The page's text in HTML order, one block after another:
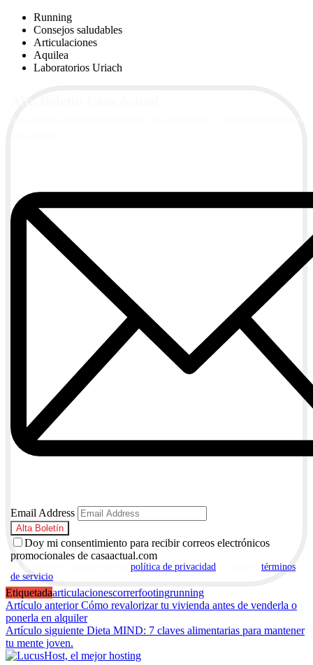
Running
Consejos saludables
Articulaciones
Aquilea
Laboratorios Uriach
Email Address
Doy mi consentimiento para recibir correos electrónicos
promocionales de casaactual.com
política de privacidad
términos
de servicio
Etiquetadaarticulacionescorrerfootingrunning
Navegación
de
entradas
Artículo anterior Cómo revalorizar tu vivienda antes de venderla o
ponerla en alquiler
Artículo siguiente Dieta MIND: 7 claves alimentarias para mantener
tu mente joven.